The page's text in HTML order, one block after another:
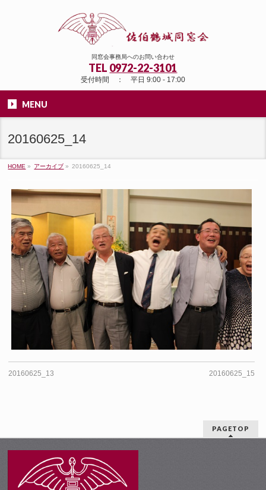
同窓会事務局へのお問い合わせ
TEL 0972-22-3101
受付時間 ： 平日 9:00 - 17:00
MENU
20160625_14
HOME » アーカイブ » 20160625_14
20160625_13 20160625_15
PAGETOP